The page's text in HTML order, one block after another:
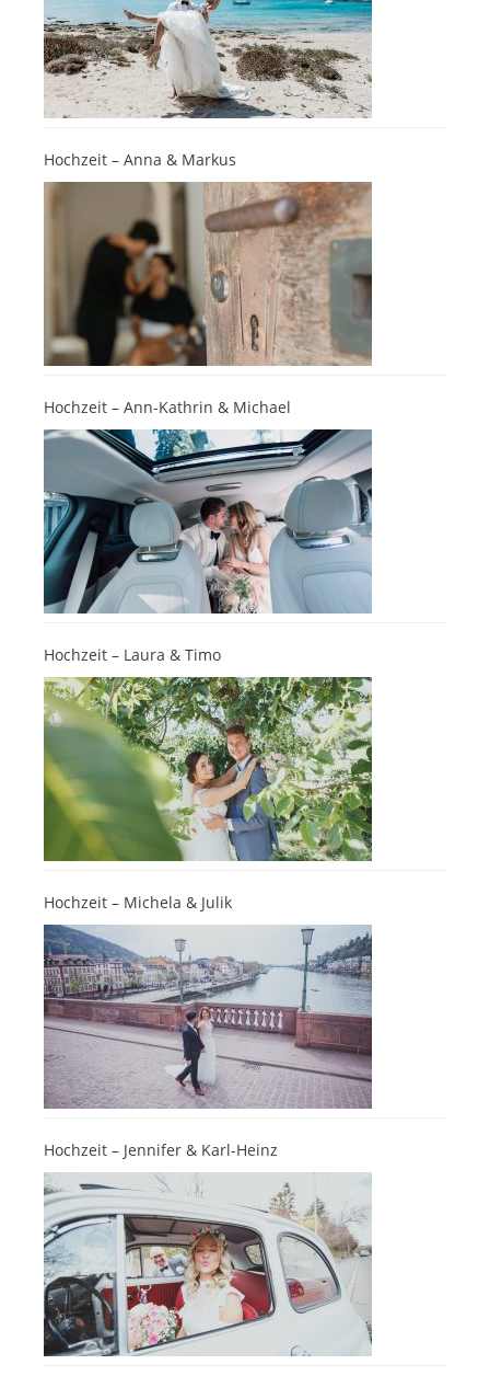
Hochzeit – Anna & Markus
Hochzeit – Ann-Kathrin & Michael
Hochzeit – Laura & Timo
Hochzeit – Michela & Julik
Hochzeit – Jennifer & Karl-Heinz